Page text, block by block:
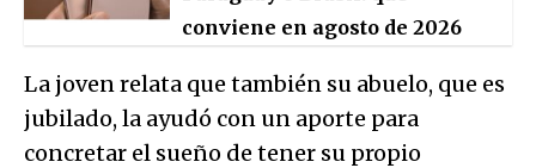
conviene en agosto de 2026
La joven relata que también su abuelo, que es
jubilado, la ayudó con un aporte para
concretar el sueño de tener su propio